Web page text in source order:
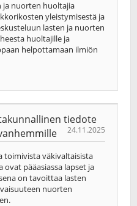
ja nuorten huoltajia
yleistymisestä ja
lasten ja nuorten
huoltajille ja
helpottamaan ilmiön
tiedote
24.11.2025
toimivista väkivaltaisista
pääasiassa lapset ja
on tavoittaa lasten
nuorten